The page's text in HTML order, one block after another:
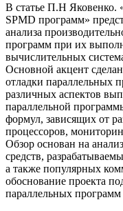
В статье П.Н Яковенко.
SPMD программ»
анализа
программ при их
вычислительных
Основной акцент
отладки параллельных
различных аспектов
параллельной
формул, зависящих от
процессоров,
Обзор основан на
средств,
а также популярных
обоснование проекта
параллельных